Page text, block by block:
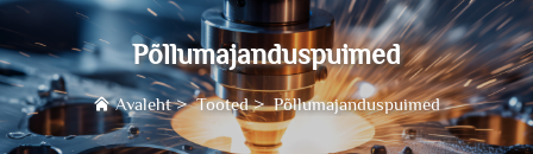
Põllumajanduspuimed
Avaleht>Tooted>Põllumajanduspuimed